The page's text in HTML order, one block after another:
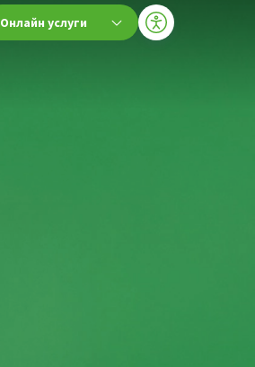
Онлайн услуги